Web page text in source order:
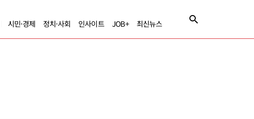
시민·경제 정치·사회 인사이트 JOB+ 최신뉴스